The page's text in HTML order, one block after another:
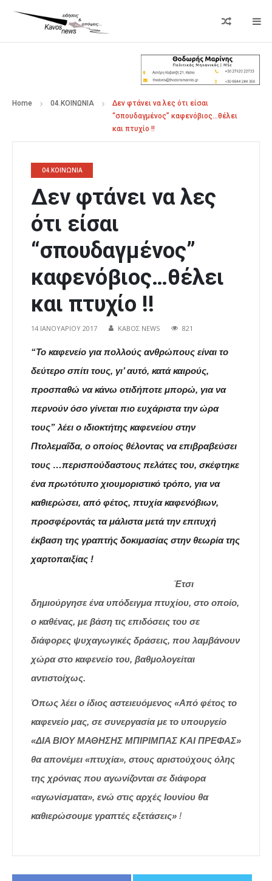
Home 04.ΚΟΙΝΩΝΙΑ
Δεν φτάνει να λες ότι είσαι
“σπουδαγμένος” καφενόβιος…θέλει
και πτυχίο !!
04.ΚΟΙΝΩΝΙΑ
Δεν φτάνει να λες
ότι είσαι
“σπουδαγμένος”
καφενόβιος…θέλει
και πτυχίο !!
14 ΙΑΝΟΥΑΡΊΟΥ 2017 ΚΑΒΟΣ NEWS 821
“Το καφενείο για πολλούς ανθρώπους είναι το
δεύτερο σπίτι τους, γι’ αυτό, κατά καιρούς,
προσπαθώ να κάνω οτιδήποτε μπορώ, για να
περνούν όσο γίνεται πιο ευχάριστα την ώρα
τους” λέει ο ιδιοκτήτης καφενείου στην
Πτολεμαΐδα, ο οποίος θέλοντας να επιβραβεύσει
τους …περισπούδαστους πελάτες του, σκέφτηκε
ένα πρωτότυπο χιουμοριστικό τρόπο, για να
καθιερώσει, από φέτος, πτυχία καφενόβιων,
προσφέροντάς τα μάλιστα μετά την επιτυχή
έκβαση της γραπτής δοκιμασίας στην θεωρία της
χαρτοπαιξίας !
Έτσι
δημιούργησε ένα υπόδειγμα πτυχίου, στο οποίο,
ο καθένας, με βάση τις επιδόσεις του σε
διάφορες ψυχαγωγικές δράσεις, που λαμβάνουν
χώρα στο καφενείο του, βαθμολογείται
αντιστοίχως.
Όπως λέει ο ίδιος αστειευόμενος «Από φέτος το
καφενείο μας, σε συνεργασία με το υπουργείο
«ΔΙΑ ΒΙΟΥ ΜΑΘΗΣΗΣ ΜΠΙΡΙΜΠΑΣ ΚΑΙ ΠΡΕΦΑΣ»
θα απονέμει «πτυχία», στους αριστούχους όλης
της χρόνιας που αγωνίζονται σε διάφορα
«αγωνίσματα», ενώ στις αρχές Ιουνίου θα
καθιερώσουμε γραπτές εξετάσεις» !